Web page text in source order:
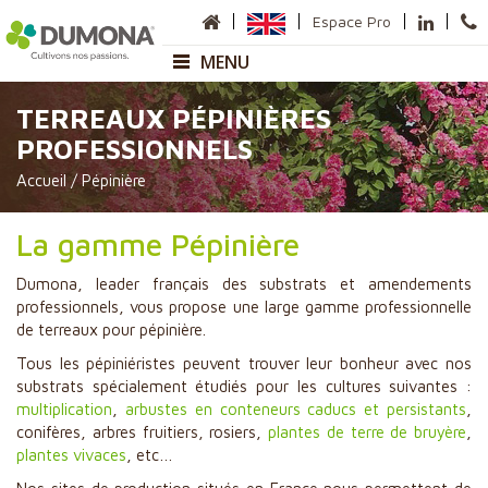
Espace Pro
MENU
Entreprise
Présentation
Sites de production
Sauméjan
Nos gammes
Horticulture
Pépinière
Paysage et Collectivité
Paillage
TERREAUX PÉPINIÈRES
PROFESSIONNELS
Accueil/Pépinière
La gamme Pépinière
Dumona, leader français des substrats et amendements
professionnels, vous propose une large gamme professionnelle
de terreaux pour pépinière.
Tous les pépiniéristes peuvent trouver leur bonheur avec nos
substrats spécialement étudiés pour les cultures suivantes :
multiplication
arbustes en conteneurs caducs et persistants
conifères, arbres fruitiers, rosiers, plantes de terre de bruyère
plantes vivaces , etc…